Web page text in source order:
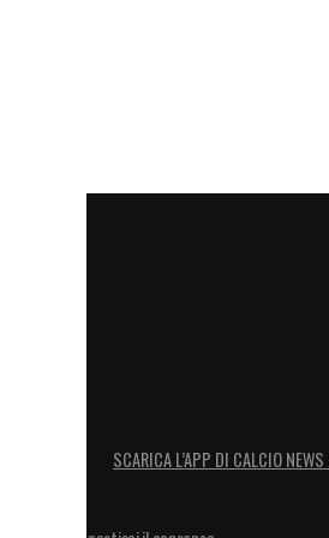
SCARICA L’APP DI CALCIO